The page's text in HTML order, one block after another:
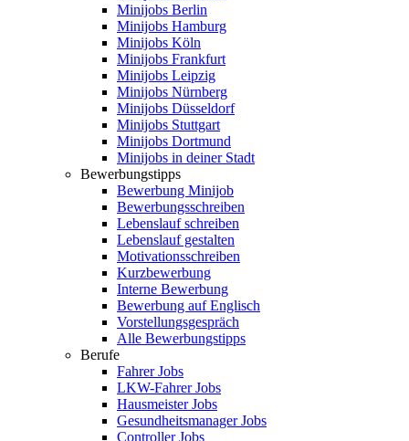
Minijobs Berlin
Minijobs Hamburg
Minijobs Köln
Minijobs Frankfurt
Minijobs Leipzig
Minijobs Nürnberg
Minijobs Düsseldorf
Minijobs Stuttgart
Minijobs Dortmund
Minijobs in deiner Stadt
Bewerbungstipps
Bewerbung Minijob
Bewerbungsschreiben
Lebenslauf schreiben
Lebenslauf gestalten
Motivationsschreiben
Kurzbewerbung
Interne Bewerbung
Bewerbung auf Englisch
Vorstellungsgespräch
Alle Bewerbungstipps
Berufe
Fahrer Jobs
LKW-Fahrer Jobs
Hausmeister Jobs
Gesundheitsmanager Jobs
Controller Jobs